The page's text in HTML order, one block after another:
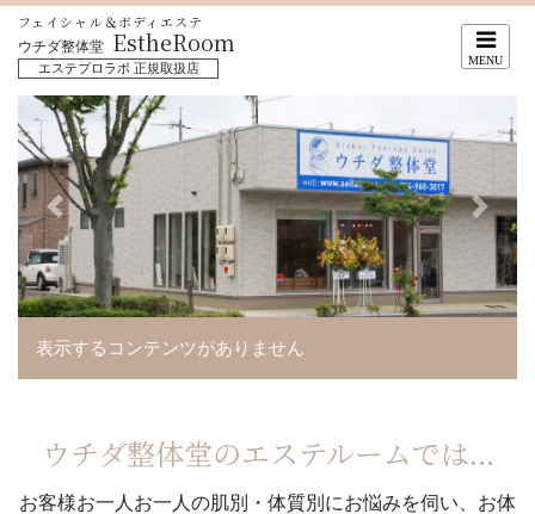
フェイシャル＆ボディエステ
ウチダ整体堂 EstheRoom
エステプロラボ 正規取扱店
ナ
前に戻る 次に
表示するコンテンツがありません
ウチダ整体堂のエステルームでは...
お客様お一人お一人の肌別・体質別にお悩みを伺い、お体